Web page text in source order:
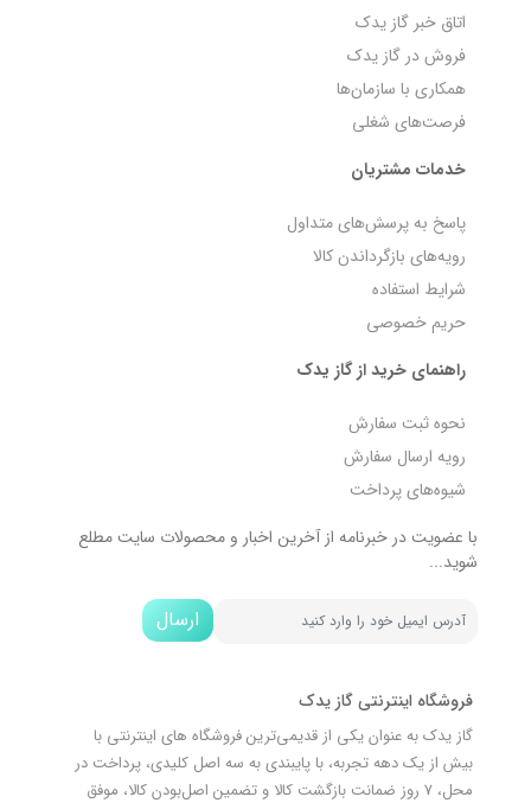
اتاق خبر گاز یدک
فروش در گاز یدک
همکاری با سازمان‌ها
فرصت‌های شغلی
خدمات مشتریان
پاسخ به پرسش‌های متداول
رویه‌های بازگرداندن کالا
شرایط استفاده
حریم خصوصی
راهنمای خرید از گاز یدک
نحوه ثبت سفارش
رویه ارسال سفارش
شیوه‌های پرداخت
با عضویت در خبرنامه از آخرین اخبار و محصولات سایت مطلع
شوید...
ارسال
فروشگاه اینترنتی گاز یدک
گاز یدک به عنوان یکی از قدیمی‌ترین فروشگاه های اینترنتی با
بیش از یک دهه تجربه، با پایبندی به سه اصل کلیدی، پرداخت در
محل، 7 روز ضمانت بازگشت کالا و تضمین اصل‌بودن کالا، موفق